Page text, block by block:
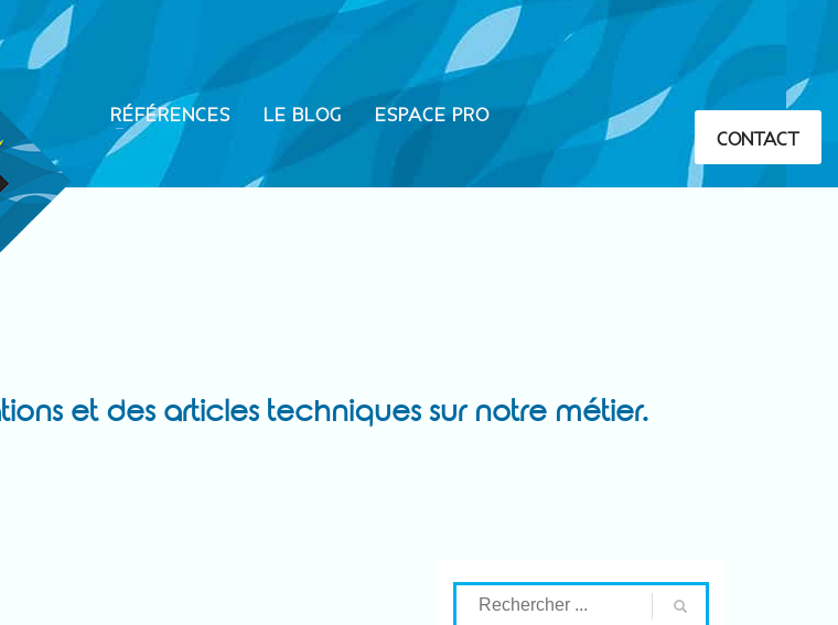
RÉFÉRENCES LE BLOG
ESPACE PRO
CONTACT
et des articles techniques sur notre métier.